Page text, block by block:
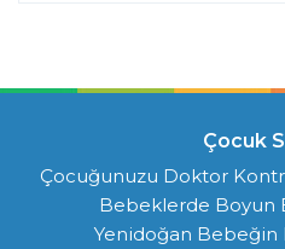
Çocuk
Çocuğunuzu Doktor
Bebeklerde Boyun
Yenidoğan Bebeğin